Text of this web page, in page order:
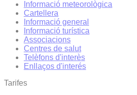
Informació meteorològica
Cartellera
Informació general
Informació turística
Associacions
Centres de salut
Telèfons d'interès
Enllaços d'interés
Tarifes